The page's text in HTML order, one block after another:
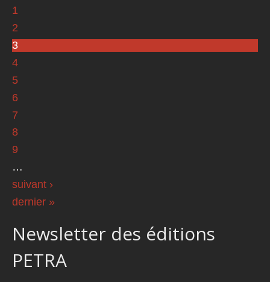
1
2
3
4
5
6
7
8
9
…
suivant ›
dernier »
Newsletter des éditions
PETRA